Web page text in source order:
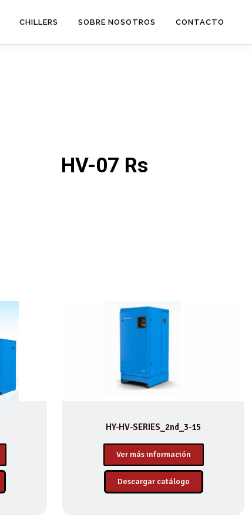
CHILLERS SOBRE NOSOTROS CONTACTO
HV-07 Rs
HY-HV-SERIES_2nd_3-15
Ver más información
Descargar catálogo